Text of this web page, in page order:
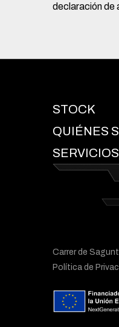
declaración de
STOCK
QUIÉNES
SERVICIOS
Carrer de
Política de